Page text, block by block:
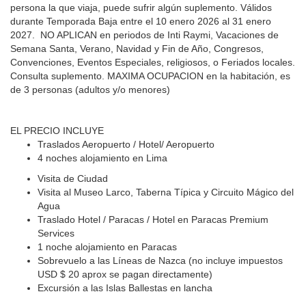
persona la que viaja, puede sufrir algún suplemento. Válidos
durante Temporada Baja entre el 10 enero 2026 al 31 enero
2027. NO APLICAN en periodos de Inti Raymi, Vacaciones de
Semana Santa, Verano, Navidad y Fin de Año, Congresos,
Convenciones, Eventos Especiales, religiosos, o Feriados locales.
Consulta suplemento. MAXIMA OCUPACION en la habitación, es
de 3 personas (adultos y/o menores)
EL PRECIO INCLUYE
Traslados Aeropuerto / Hotel/ Aeropuerto
4 noches alojamiento en Lima
Visita de Ciudad
Visita al Museo Larco, Taberna Típica y Circuito Mágico del
Agua
Traslado Hotel / Paracas / Hotel en Paracas Premium
Services
1 noche alojamiento en Paracas
Sobrevuelo a las Líneas de Nazca (no incluye impuestos
USD $ 20 aprox se pagan directamente)
Excursión a las Islas Ballestas en lancha